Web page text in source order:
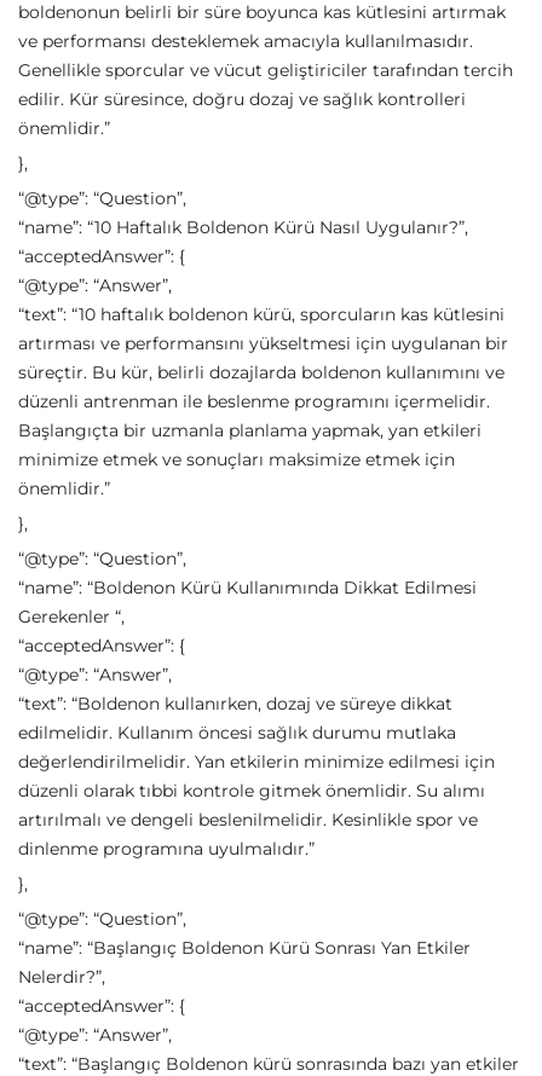
boldenonun belirli bir süre boyunca kas kütlesini artırmak
ve performansı desteklemek amacıyla kullanılmasıdır.
Genellikle sporcular ve vücut geliştiriciler tarafından tercih
edilir. Kür süresince, doğru dozaj ve sağlık kontrolleri
önemlidir.”
},
“@type”: “Question”,
“name”: “10 Haftalık Boldenon Kürü Nasıl Uygulanır?”,
“acceptedAnswer”: {
“@type”: “Answer”,
“text”: “10 haftalık boldenon kürü, sporcuların kas kütlesini
artırması ve performansını yükseltmesi için uygulanan bir
süreçtir. Bu kür, belirli dozajlarda boldenon kullanımını ve
düzenli antrenman ile beslenme programını içermelidir.
Başlangıçta bir uzmanla planlama yapmak, yan etkileri
minimize etmek ve sonuçları maksimize etmek için
önemlidir.”
},
“@type”: “Question”,
“name”: “Boldenon Kürü Kullanımında Dikkat Edilmesi
Gerekenler “,
“acceptedAnswer”: {
“@type”: “Answer”,
“text”: “Boldenon kullanırken, dozaj ve süreye dikkat
edilmelidir. Kullanım öncesi sağlık durumu mutlaka
değerlendirilmelidir. Yan etkilerin minimize edilmesi için
düzenli olarak tıbbi kontrole gitmek önemlidir. Su alımı
artırılmalı ve dengeli beslenilmelidir. Kesinlikle spor ve
dinlenme programına uyulmalıdır.”
},
“@type”: “Question”,
“name”: “Başlangıç Boldenon Kürü Sonrası Yan Etkiler
Nelerdir?”,
“acceptedAnswer”: {
“@type”: “Answer”,
“text”: “Başlangıç Boldenon kürü sonrasında bazı yan etkiler